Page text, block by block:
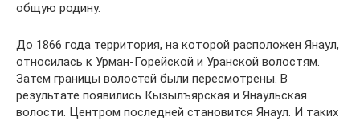
общую родину.
До 1866 года территория, на которой расположен Янаул,
относилась к Урман-Горейской и Уранской волостям.
Затем границы волостей были пересмотрены. В
результате появились Кызылъярская и Янаульская
волости. Центром последней становится Янаул. И таких